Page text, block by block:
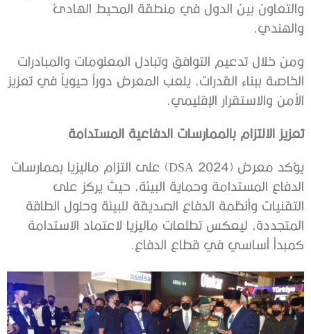
والتعاون بين الدول في منطقة المحيط الهادئ
والهندي.
ومن خلال تدعيم التوافق وتبادل المعلومات والمبادرات
الخاصة ببناء القدرات، يلعب المعرض دوراً حيوياً في تعزيز
الأمن والاستقرار الإقليمي.
تعزيز الالتزام بالممارسات الدفاعية المستدامة
يؤكد معرض (DSA 2024) على التزام ماليزيا بممارسات
الدفاع المستدامة وحماية البيئة، حيث يركز على
التقنيات وأنظمة الدفاع الصديقة للبيئة وحلول الطاقة
المتجددة، ليعكس تطلعات ماليزيا لاعتماد الاستدامة
كمبدأ أساسي في قطاع الدفاع.